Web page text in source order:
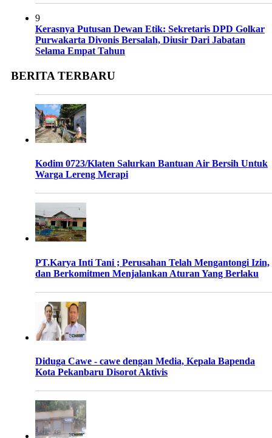
9
Kerasnya Putusan Dewan Etik: Sekretaris DPD Golkar
Purwakarta Divonis Bersalah, Diusir Dari Jabatan
Selama Empat Tahun
BERITA TERBARU
Kodim 0723/Klaten Salurkan Bantuan Air Bersih Untuk
Warga Lereng Merapi
PT.Karya Inti Tani ; Perusahan Telah Mengantongi Izin,
dan Berkomitmen Menjalankan Aturan Yang Berlaku
Diduga Cawe - cawe dengan Media, Kepala Bapenda
Kota Pekanbaru Disorot Aktivis